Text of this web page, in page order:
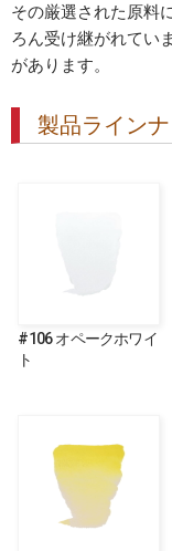
その厳選された原料
ろん受け継がれてい
があります。
製品ライン
#106 オペークホワイ
ト